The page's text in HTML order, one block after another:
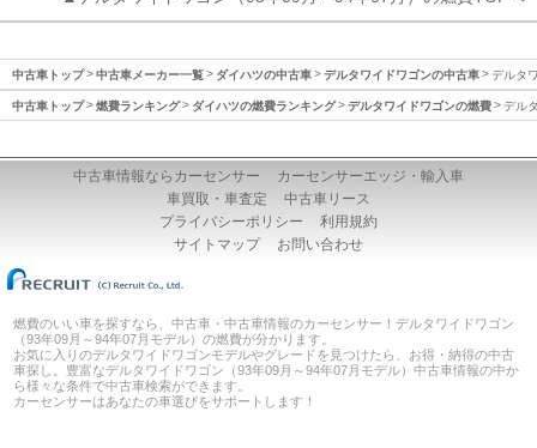
中古車トップ 中古車メーカー一覧 ダイハツの中古車 デルタワイドワゴンの中古車 デルタ
中古車トップ 燃費ランキング ダイハツの燃費ランキング デルタワイドワゴンの燃費 デル
中古車情報ならカーセンサー
カーセンサーエッジ・輸入車
車買取・車査定
中古車リース
プライバシーポリシー
利用規約
サイトマップ
お問い合わせ
燃費のいい車を探すなら、中古車・中古車情報のカーセンサー！デルタワイドワゴン
（93年09月～94年07月モデル）の燃費が分かります。
お気に入りのデルタワイドワゴンモデルやグレードを見つけたら、お得・納得の中古
車探し。豊富なデルタワイドワゴン（93年09月～94年07月モデル）中古車情報の中か
ら様々な条件で中古車検索ができます。
カーセンサーはあなたの車選びをサポートします！